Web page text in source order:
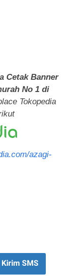
Cetak Banner
No 1 di
Tokopedia
azagi-
Kirim SMS